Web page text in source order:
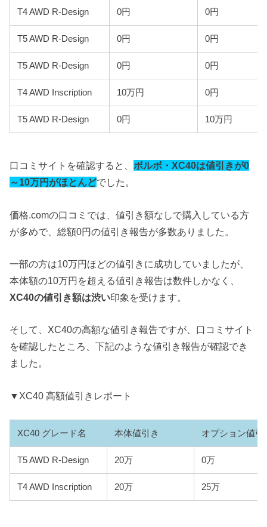
T4 AWD R-Design 0円 0円
T5 AWD R-Design 0円 0円
T5 AWD R-Design 0円 0円
T4 AWD Inscription 10万円 0円
T5 AWD R-Design 0円 10万円
口コミサイトを確認すると、ボルボ・XC40は値引きが0
～10万円がほとんどでした。
価格.comの口コミでは、値引き額なしで購入している方
が多めで、総額0円の値引き報告が多数ありました。
一部の方は10万円ほどの値引きに成功していましたが、
本体額の10万円を超える値引き報告は数件しかなく、
XC40の値引き額は渋い印象を受けます。
そして、XC40の高額な値引き報告ですが、口コミサイト
を確認したところ、下記のような値引き報告が確認でき
ました。
▼XC40 高額値引きレポート
XC40 グレード名 本体値引き オプション値引
T5 AWD R-Design 20万 0万
T4 AWD Inscription 20万 25万